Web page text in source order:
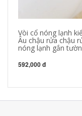
Vòi cổ nóng lạnh
Âu chậu rửa chậu
nóng lạnh gắn
592,000 đ